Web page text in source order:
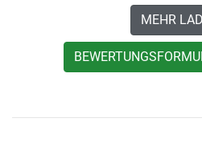
MEHR